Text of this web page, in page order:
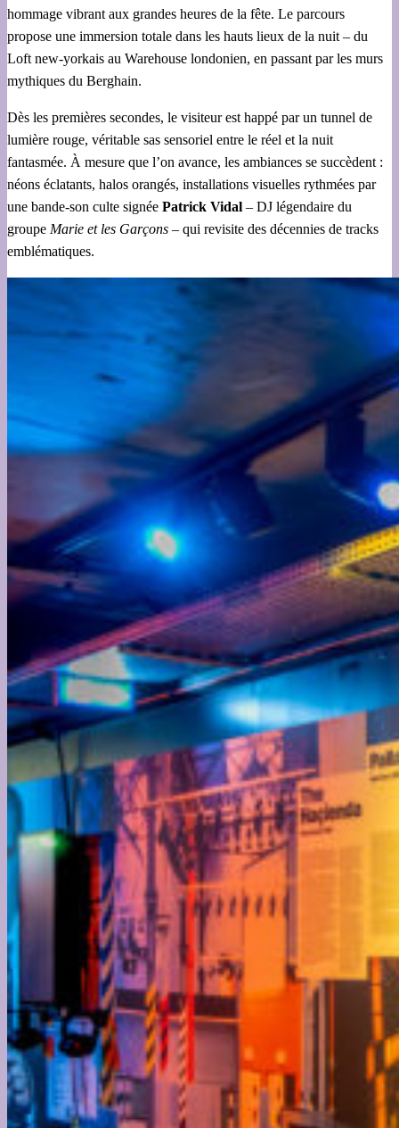
hommage vibrant aux grandes heures de la fête. Le parcours
propose une immersion totale dans les hauts lieux de la nuit – du
Loft new-yorkais au Warehouse londonien, en passant par les murs
mythiques du Berghain.
Dès les premières secondes, le visiteur est happé par un tunnel de
lumière rouge, véritable sas sensoriel entre le réel et la nuit
fantasmée. À mesure que l’on avance, les ambiances se succèdent :
néons éclatants, halos orangés, installations visuelles rythmées par
une bande-son culte signée Patrick Vidal – DJ légendaire du
groupe Marie et les Garçons – qui revisite des décennies de tracks
emblématiques.